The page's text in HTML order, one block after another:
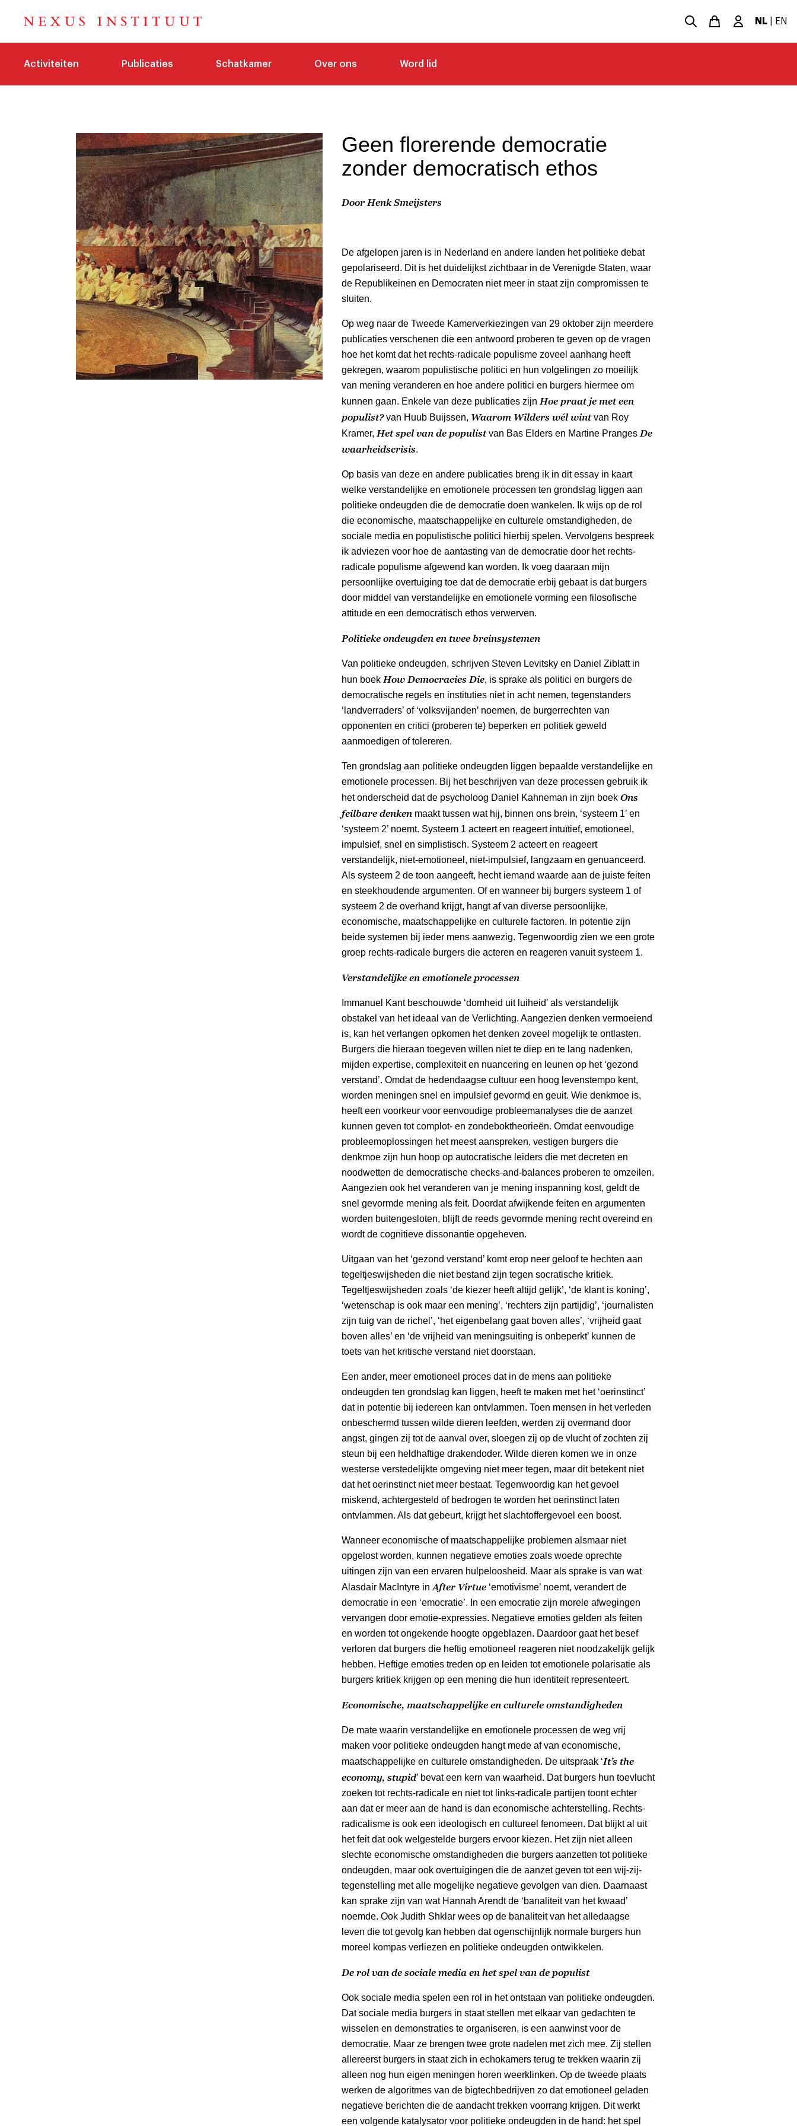
NL EN
Activiteiten Publicaties Schatkamer Over ons Word lid
Geen florerende democratie
zonder democratisch ethos
Door Henk Smeijsters
De afgelopen jaren is in Nederland en andere landen het politieke debat
gepolariseerd. Dit is het duidelijkst zichtbaar in de Verenigde Staten, waar
de Republikeinen en Democraten niet meer in staat zijn compromissen te
sluiten.
Op weg naar de Tweede Kamerverkiezingen van 29 oktober zijn meerdere
publicaties verschenen die een antwoord proberen te geven op de vragen
hoe het komt dat het rechts-radicale populisme zoveel aanhang heeft
gekregen, waarom populistische politici en hun volgelingen zo moeilijk
van mening veranderen en hoe andere politici en burgers hiermee om
kunnen gaan. Enkele van deze publicaties zijn Hoe praat je met een
populist?van Huub Buijssen, Waarom Wilders wél wintvan Roy
Kramer, Het spel van de populistvan Bas Elders en Martine Pranges De
waarheidscrisis.
Op basis van deze en andere publicaties breng ik in dit essay in kaart
welke verstandelijke en emotionele processen ten grondslag liggen aan
politieke ondeugden die de democratie doen wankelen. Ik wijs op de rol
die economische, maatschappelijke en culturele omstandigheden, de
sociale media en populistische politici hierbij spelen. Vervolgens bespreek
ik adviezen voor hoe de aantasting van de democratie door het rechts-
radicale populisme afgewend kan worden. Ik voeg daaraan mijn
persoonlijke overtuiging toe dat de democratie erbij gebaat is dat burgers
door middel van verstandelijke en emotionele vorming een filosofische
attitude en een democratisch ethos verwerven.
Politieke ondeugden en twee breinsystemen
Van politieke ondeugden, schrijven Steven Levitsky en Daniel Ziblatt in
hun boek How Democracies Die, is sprake als politici en burgers de
democratische regels en instituties niet in acht nemen, tegenstanders
‘landverraders’ of ‘volksvijanden’ noemen, de burgerrechten van
opponenten en critici (proberen te) beperken en politiek geweld
aanmoedigen of tolereren.
Ten grondslag aan politieke ondeugden liggen bepaalde verstandelijke en
emotionele processen. Bij het beschrijven van deze processen gebruik ik
het onderscheid dat de psycholoog Daniel Kahneman in zijn boek Ons
feilbare denken maakt tussen wat hij, binnen ons brein, ‘systeem 1’ en
‘systeem 2’ noemt. Systeem 1 acteert en reageert intuïtief, emotioneel,
impulsief, snel en simplistisch. Systeem 2 acteert en reageert
verstandelijk, niet-emotioneel, niet-impulsief, langzaam en genuanceerd.
Als systeem 2 de toon aangeeft, hecht iemand waarde aan de juiste feiten
en steekhoudende argumenten. Of en wanneer bij burgers systeem 1 of
systeem 2 de overhand krijgt, hangt af van diverse persoonlijke,
economische, maatschappelijke en culturele factoren. In potentie zijn
beide systemen bij ieder mens aanwezig. Tegenwoordig zien we een grote
groep rechts-radicale burgers die acteren en reageren vanuit systeem 1.
Verstandelijke en emotionele processen
Immanuel Kant beschouwde ‘domheid uit luiheid’ als verstandelijk
obstakel van het ideaal van de Verlichting. Aangezien denken vermoeiend
is, kan het verlangen opkomen het denken zoveel mogelijk te ontlasten.
Burgers die hieraan toegeven willen niet te diep en te lang nadenken,
mijden expertise, complexiteit en nuancering en leunen op het ‘gezond
verstand’. Omdat de hedendaagse cultuur een hoog levenstempo kent,
worden meningen snel en impulsief gevormd en geuit. Wie denkmoe is,
heeft een voorkeur voor eenvoudige probleemanalyses die de aanzet
kunnen geven tot complot- en zondeboktheorieën. Omdat eenvoudige
probleemoplossingen het meest aanspreken, vestigen burgers die
denkmoe zijn hun hoop op autocratische leiders die met decreten en
noodwetten de democratische checks-and-balances proberen te omzeilen.
Aangezien ook het veranderen van je mening inspanning kost, geldt de
snel gevormde mening als feit. Doordat afwijkende feiten en argumenten
worden buitengesloten, blijft de reeds gevormde mening recht overeind en
wordt de cognitieve dissonantie opgeheven.
Uitgaan van het ‘gezond verstand’ komt erop neer geloof te hechten aan
tegeltjeswijsheden die niet bestand zijn tegen socratische kritiek.
Tegeltjeswijsheden zoals ‘de kiezer heeft altijd gelijk’, ‘de klant is koning’,
‘wetenschap is ook maar een mening’, ‘rechters zijn partijdig’, ‘journalisten
zijn tuig van de richel’, ‘het eigenbelang gaat boven alles’, ‘vrijheid gaat
boven alles’ en ‘de vrijheid van meningsuiting is onbeperkt’ kunnen de
toets van het kritische verstand niet doorstaan.
Een ander, meer emotioneel proces dat in de mens aan politieke
ondeugden ten grondslag kan liggen, heeft te maken met het ‘oerinstinct’
dat in potentie bij iedereen kan ontvlammen. Toen mensen in het verleden
onbeschermd tussen wilde dieren leefden, werden zij overmand door
angst, gingen zij tot de aanval over, sloegen zij op de vlucht of zochten zij
steun bij een heldhaftige drakendoder. Wilde dieren komen we in onze
westerse verstedelijkte omgeving niet meer tegen, maar dit betekent niet
dat het oerinstinct niet meer bestaat. Tegenwoordig kan het gevoel
miskend, achtergesteld of bedrogen te worden het oerinstinct laten
ontvlammen. Als dat gebeurt, krijgt het slachtoffergevoel een boost.
Wanneer economische of maatschappelijke problemen alsmaar niet
opgelost worden, kunnen negatieve emoties zoals woede oprechte
uitingen zijn van een ervaren hulpeloosheid. Maar als sprake is van wat
Alasdair MacIntyre in After Virtue ‘emotivisme’ noemt, verandert de
democratie in een ‘emocratie’. In een emocratie zijn morele afwegingen
vervangen door emotie-expressies. Negatieve emoties gelden als feiten
en worden tot ongekende hoogte opgeblazen. Daardoor gaat het besef
verloren dat burgers die heftig emotioneel reageren niet noodzakelijk gelijk
hebben. Heftige emoties treden op en leiden tot emotionele polarisatie als
burgers kritiek krijgen op een mening die hun identiteit representeert.
Economische, maatschappelijke en culturele omstandigheden
De mate waarin verstandelijke en emotionele processen de weg vrij
maken voor politieke ondeugden hangt mede af van economische,
maatschappelijke en culturele omstandigheden. De uitspraak ‘It’s the
economy, stupid’ bevat een kern van waarheid. Dat burgers hun toevlucht
zoeken tot rechts-radicale en niet tot links-radicale partijen toont echter
aan dat er meer aan de hand is dan economische achterstelling. Rechts-
radicalisme is ook een ideologisch en cultureel fenomeen. Dat blijkt al uit
het feit dat ook welgestelde burgers ervoor kiezen. Het zijn niet alleen
slechte economische omstandigheden die burgers aanzetten tot politieke
ondeugden, maar ook overtuigingen die de aanzet geven tot een wij-zij-
tegenstelling met alle mogelijke negatieve gevolgen van dien. Daarnaast
kan sprake zijn van wat Hannah Arendt de ‘banaliteit van het kwaad’
noemde. Ook Judith Shklar wees op de banaliteit van het alledaagse
leven die tot gevolg kan hebben dat ogenschijnlijk normale burgers hun
moreel kompas verliezen en politieke ondeugden ontwikkelen.
De rol van de sociale media en het spel van de populist
Ook sociale media spelen een rol in het ontstaan van politieke ondeugden.
Dat sociale media burgers in staat stellen met elkaar van gedachten te
wisselen en demonstraties te organiseren, is een aanwinst voor de
democratie. Maar ze brengen twee grote nadelen met zich mee. Zij stellen
allereerst burgers in staat zich in echokamers terug te trekken waarin zij
alleen nog hun eigen meningen horen weerklinken. Op de tweede plaats
werken de algoritmes van de bigtechbedrijven zo dat emotioneel geladen
negatieve berichten die de aandacht trekken voorrang krijgen. Dit werkt
een volgende katalysator voor politieke ondeugden in de hand: het spel